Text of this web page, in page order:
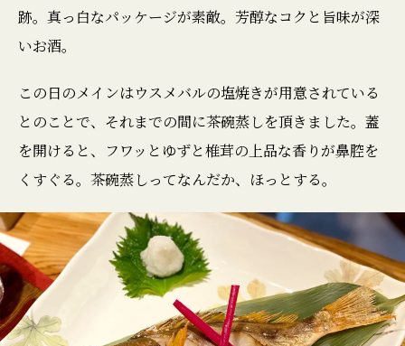
跡。真っ白なパッケージが素敵。芳醇なコクと旨味が深
いお酒。
この日のメインはウスメバルの塩焼きが用意されている
とのことで、それまでの間に茶碗蒸しを頂きました。蓋
を開けると、フワッとゆずと椎茸の上品な香りが鼻腔を
くすぐる。茶碗蒸しってなんだか、ほっとする。